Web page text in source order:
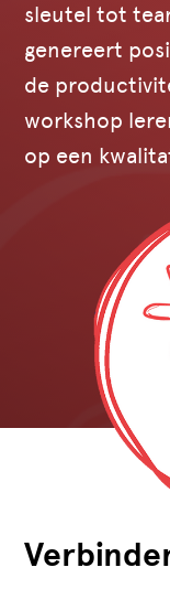
sleutel tot
genereert
de
workshop
op een